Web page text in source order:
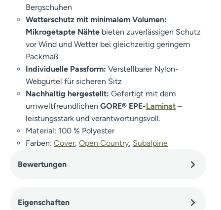
Bergschuhen
Wetterschutz mit minimalem Volumen:
Mikrogetapte Nähte bieten zuverlässigen Schutz
vor Wind und Wetter bei gleichzeitig geringem
Packmaß
Individuelle Passform: Verstellbarer Nylon-
Webgürtel für sicheren Sitz
Nachhaltig hergestellt: Gefertigt mit dem
umweltfreundlichen GORE® EPE-Laminat –
leistungsstark und verantwortungsvoll.
Material: 100 % Polyester
Farben: Cover, Open Country, Subalpine
Bewertungen
Eigenschaften